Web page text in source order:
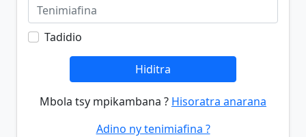
Tadidio
Hiditra
Mbola tsy mpikambana ? Hisoratra anarana
Adino ny tenimiafina ?